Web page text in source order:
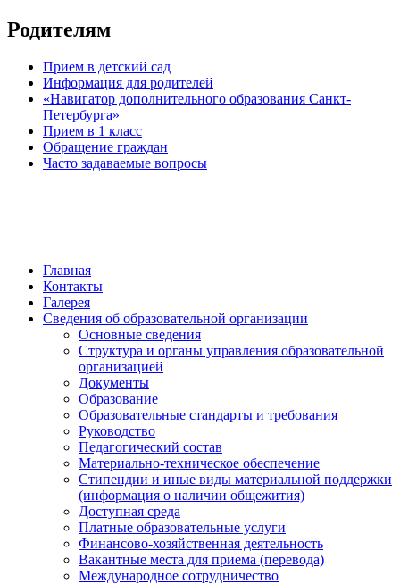
Родителям
Прием в детский сад
Информация для родителей
«Навигатор дополнительного образования Санкт-
Петербурга»
Прием в 1 класс
Обращение граждан
Часто задаваемые вопросы
Главная
Контакты
Галерея
Сведения об образовательной организации
Основные сведения
Структура и органы управления образовательной
организацией
Документы
Образование
Образовательные стандарты и требования
Руководство
Педагогический состав
Материально-техническое обеспечение
Стипендии и иные виды материальной поддержки
(информация о наличии общежития)
Доступная среда
Платные образовательные услуги
Финансово-хозяйственная деятельность
Вакантные места для приема (перевода)
Международное сотрудничество